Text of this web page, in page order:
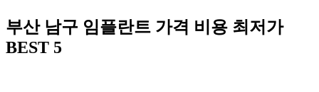
부산 남구 임플란트 가격 비용 최저가
BEST 5